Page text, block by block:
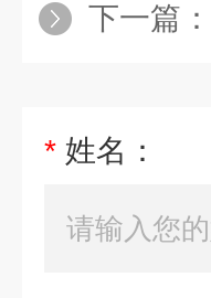
下一篇：
* 姓名：